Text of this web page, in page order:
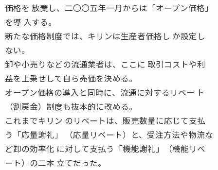
価格を 放棄し、二〇〇五年一月からは「オープン価格」
を導 入する。
新たな価格制度では、キリンは生産者価格し か設定し
ない。
卸や小売りなどの流通業者は、ここに 取引コストや利
益を上乗せして自ら売価を決める。
オープン価格の導入と同時に、流通に対するリベー ト
（割戻金）制度も抜本的に改める。
これまでキリン のリベートは、販売数量に応じて支払
う「応量謝礼」 （応量リベート）と、受注方法や物流な
ど卸の効率化 に対して支払う「機能謝礼」（機能リベ
ート）の二本 立てだった。